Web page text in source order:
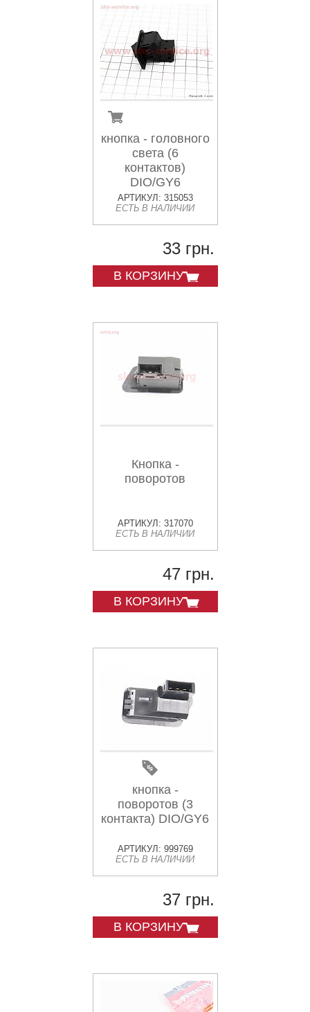
кнопка - головного
света (6
контактов)
DIO/GY6
АРТИКУЛ: 315053
ЕСТЬ В НАЛИЧИИ
33 грн.
В КОРЗИНУ
Кнопка -
поворотов
АРТИКУЛ: 317070
ЕСТЬ В НАЛИЧИИ
47 грн.
В КОРЗИНУ
кнопка -
поворотов (3
контакта) DIO/GY6
АРТИКУЛ: 999769
ЕСТЬ В НАЛИЧИИ
37 грн.
В КОРЗИНУ